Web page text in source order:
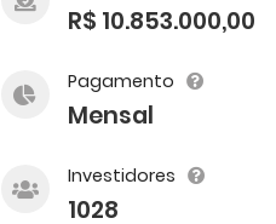
R$ 10.853.000,00
Pagamento
Mensal
Investidores
1028